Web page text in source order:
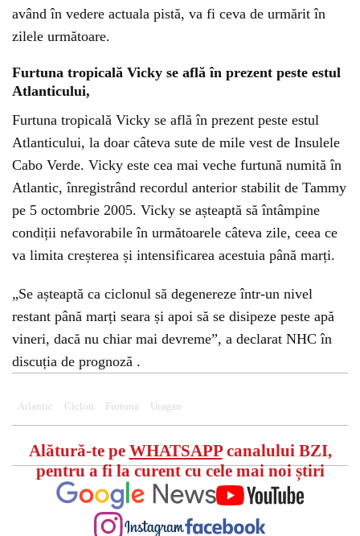
având în vedere actuala pistă, va fi ceva de urmărit în
zilele următoare.
Furtuna tropicală Vicky se află în prezent peste estul
Atlanticului,
Furtuna tropicală Vicky se află în prezent peste estul
Atlanticului, la doar câteva sute de mile vest de Insulele
Cabo Verde. Vicky este cea mai veche furtună numită în
Atlantic, înregistrând recordul anterior stabilit de Tammy
pe 5 octombrie 2005. Vicky se așteaptă să întâmpine
condiții nefavorabile în următoarele câteva zile, ceea ce
va limita creșterea și intensificarea acestuia până marți.
„Se așteaptă ca ciclonul să degenereze într-un nivel
restant până marți seara și apoi să se disipeze peste apă
vineri, dacă nu chiar mai devreme”, a declarat NHC în
discuția de prognoză .
Atlantic Ciclon Furtuna Uragan
Alătură-te pe WHATSAPPcanalului BZI,
pentru a fi la curent cu cele mai noi știri